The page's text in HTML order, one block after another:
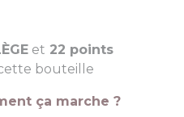
et 22 points
bouteille
ça marche ?